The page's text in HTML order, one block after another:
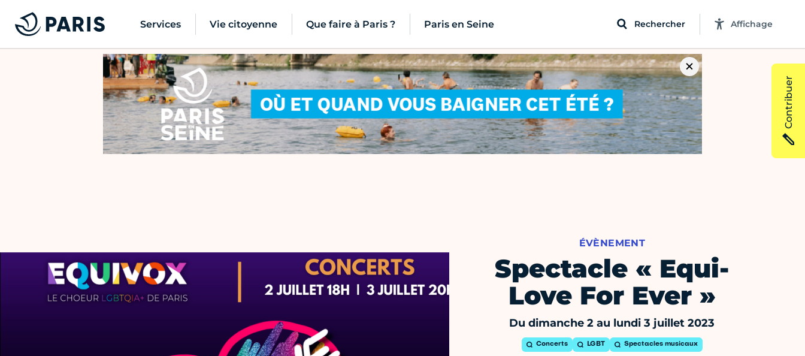
Services Vie citoyenne Que faire à Paris ? Paris en Seine Rechercher Affichage
ÉVÈNEMENT
Spectacle « Equi-
Love For Ever »
Du dimanche 2 au lundi 3 juillet 2023
Concerts LGBT Spectacles musicaux
Contribuer